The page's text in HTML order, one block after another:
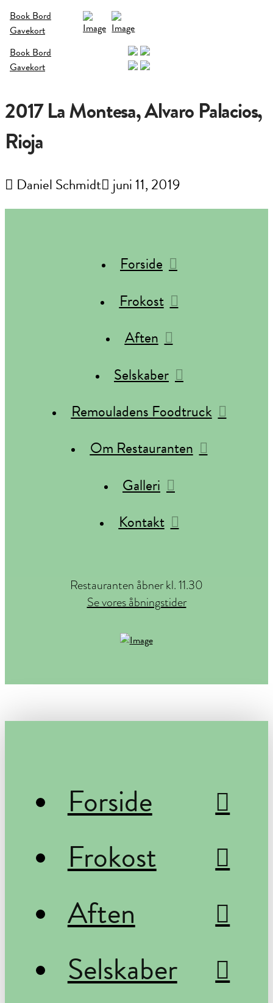
Book Bord
Gavekort
Book Bord
Gavekort
2017 La Montesa, Alvaro Palacios,
Rioja
Daniel Schmidt juni 11, 2019
Forside
Frokost
Aften
Selskaber
Remouladens Foodtruck
Om Restauranten
Galleri
Kontakt
Restauranten åbner kl. 11.30
Se vores åbningstider
Forside
Frokost
Aften
Selskaber